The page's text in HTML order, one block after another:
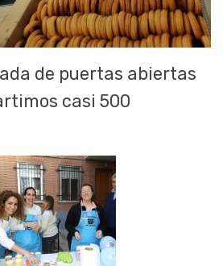
de puertas abiertas
casi 500